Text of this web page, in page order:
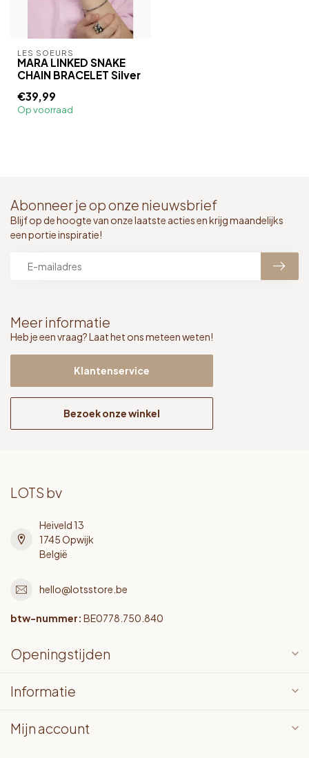
LES SOEURS
MARA LINKED SNAKE
CHAIN BRACELET Silver
€39,99
Op voorraad
Meer informatie
Heb je een vraag? Laat het ons meteen weten!
Klantenservice
Bezoek onze winkel
Abonneer je op onze nieuwsbrief
Blijf op de hoogte van onze laatste acties en krijg maandelijks
een portie inspiratie!
LOTS bv
Heiveld 13
1745 Opwijk
België
hello@lotsstore.be
btw-nummer: BE0778.750.840
Openingstijden
Informatie
Mijn account